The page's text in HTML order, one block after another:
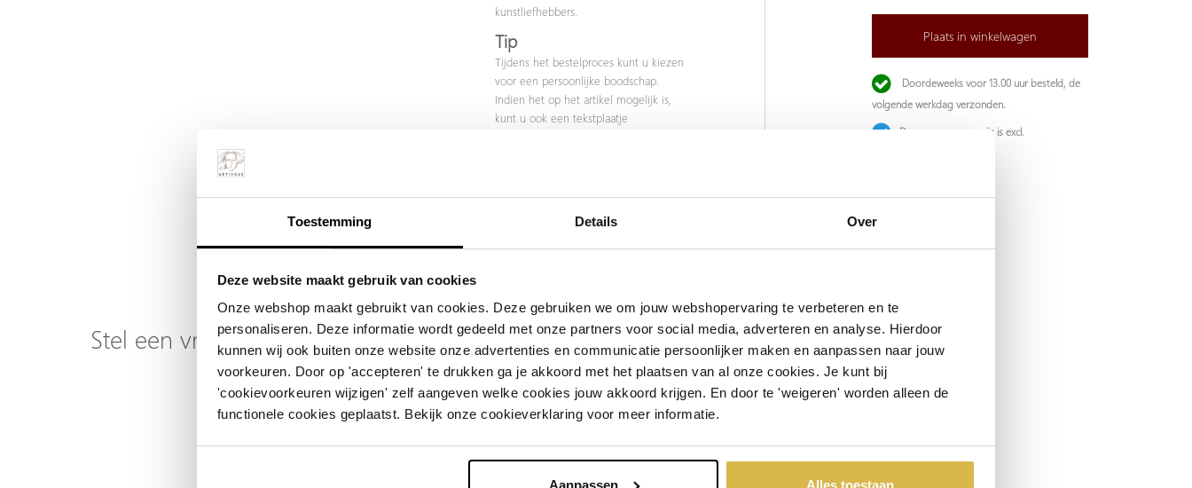
Toestemming Details Over
Deze website maakt gebruik van cookies
Onze webshop maakt gebruikt van cookies. Deze gebruiken we om jouw webshopervaring te verbeteren en te
personaliseren. Deze informatie wordt gedeeld met onze partners voor social media, adverteren en analyse. Hierdoor
kunnen wij ook buiten onze website onze advertenties en communicatie persoonlijker maken en aanpassen naar jouw
voorkeuren. Door op 'accepteren' te drukken ga je akkoord met het plaatsen van al onze cookies. Je kunt bij
'cookievoorkeuren wijzigen' zelf aangeven welke cookies jouw akkoord krijgen. En door te 'weigeren' worden alleen de
functionele cookies geplaatst. Bekijk onze cookieverklaring voor meer informatie.
Aanpassen Alles toestaan
kunstliefhebbers.
Tip
Tijdens het bestelproces kunt u kiezen
voor een persoonlijke boodschap.
Indien het op het artikel mogelijk is,
kunt u ook een tekstplaatje
Er zijn nog geen beoordelingen.
Plaats in winkelwagen
Doordeweeks voor 13.00 uur besteld, de
volgende werkdag verzonden.
De weergegeven prijs is excl.
Stel een vraag over dit product
Emailadres